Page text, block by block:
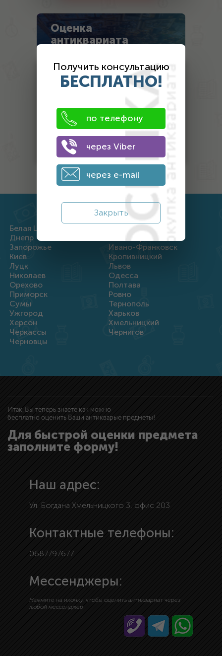
Оценка
антиквариата
Монеты
Банкноты
Другой антиквариат
Награды
Белая Церковь
Винница
Днепр
Житомир
Запорожье
Ивано-Франковск
Киев
Кропивницкий
Луцк
Львов
Николаев
Одесса
Орехово
Полтава
Приморск
Ровно
Сумы
Тернополь
Ужгород
Харьков
Херсон
Хмельницкий
Черкассы
Чернигов
Черновцы
Итак, Вы теперь знаете как можно
бесплатно оценить Ваши антикварые предметы!
Для быстрой оценки предмета
заполните форму!
Наш адрес:
Ул. Богдана Хмельницкого 3, офис 203
Контактные телефоны:
0687797677
Мессенджеры:
Нажмите на иконку, чтобы оценить антиквариат через
любой мессенджер
Получить консультацию
БЕСПЛАТНО!
по телефону
через Viber
через e-mail
Закрыть